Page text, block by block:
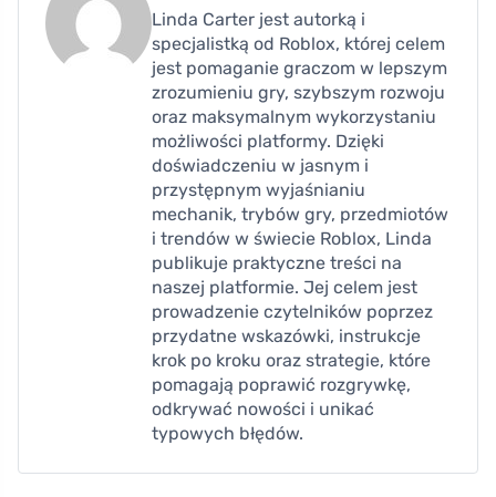
Linda Carter jest autorką i
specjalistką od Roblox, której celem
jest pomaganie graczom w lepszym
zrozumieniu gry, szybszym rozwoju
oraz maksymalnym wykorzystaniu
możliwości platformy. Dzięki
doświadczeniu w jasnym i
przystępnym wyjaśnianiu
mechanik, trybów gry, przedmiotów
i trendów w świecie Roblox, Linda
publikuje praktyczne treści na
naszej platformie. Jej celem jest
prowadzenie czytelników poprzez
przydatne wskazówki, instrukcje
krok po kroku oraz strategie, które
pomagają poprawić rozgrywkę,
odkrywać nowości i unikać
typowych błędów.